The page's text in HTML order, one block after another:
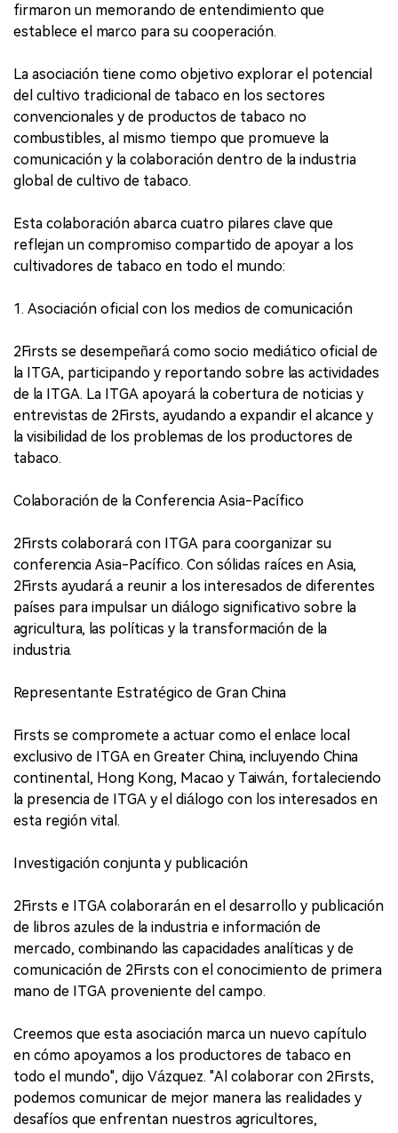
firmaron un memorando de entendimiento que
establece el marco para su cooperación.
La asociación tiene como objetivo explorar el potencial
del cultivo tradicional de tabaco en los sectores
convencionales y de productos de tabaco no
combustibles, al mismo tiempo que promueve la
comunicación y la colaboración dentro de la industria
global de cultivo de tabaco.
Esta colaboración abarca cuatro pilares clave que
reflejan un compromiso compartido de apoyar a los
cultivadores de tabaco en todo el mundo:
1. Asociación oficial con los medios de comunicación
2Firsts se desempeñará como socio mediático oficial de
la ITGA, participando y reportando sobre las actividades
de la ITGA. La ITGA apoyará la cobertura de noticias y
entrevistas de 2Firsts, ayudando a expandir el alcance y
la visibilidad de los problemas de los productores de
tabaco.
Colaboración de la Conferencia Asia-Pacífico
2Firsts colaborará con ITGA para coorganizar su
conferencia Asia-Pacífico. Con sólidas raíces en Asia,
2Firsts ayudará a reunir a los interesados de diferentes
países para impulsar un diálogo significativo sobre la
agricultura, las políticas y la transformación de la
industria.
Representante Estratégico de Gran China
Firsts se compromete a actuar como el enlace local
exclusivo de ITGA en Greater China, incluyendo China
continental, Hong Kong, Macao y Taiwán, fortaleciendo
la presencia de ITGA y el diálogo con los interesados en
esta región vital.
Investigación conjunta y publicación
2Firsts e ITGA colaborarán en el desarrollo y publicación
de libros azules de la industria e información de
mercado, combinando las capacidades analíticas y de
comunicación de 2Firsts con el conocimiento de primera
mano de ITGA proveniente del campo.
Creemos que esta asociación marca un nuevo capítulo
en cómo apoyamos a los productores de tabaco en
todo el mundo", dijo Vázquez. "Al colaborar con 2Firsts,
podemos comunicar de mejor manera las realidades y
desafíos que enfrentan nuestros agricultores,